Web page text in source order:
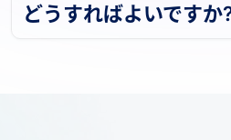
どうすればよいですか